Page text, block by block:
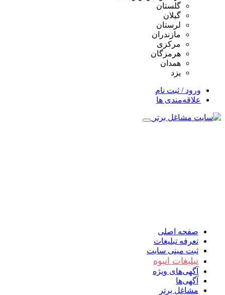
گلستان
گیلان
لرستان
مازندران
مرکزی
هرمزگان
همدان
یزد
ورود / ثبت نام
علاقه‌مندی ها
صفحه اصلی
تعرفه تبلیغات
ثبت مینی سایت
تبلیغات انبوه
آگهی‌های ویژه
آگهی‌ها
مشاغل برتر